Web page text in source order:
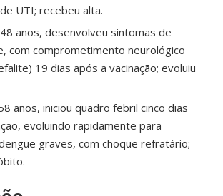
UTI; recebeu alta.
anos, desenvolveu sintomas de
com comprometimento neurológico
19 dias após a vacinação; evoluiu
anos, iniciou quadro febril cinco dias
evoluindo rapidamente para
graves, com choque refratário;